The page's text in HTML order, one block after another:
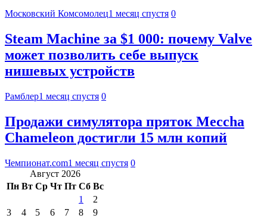
Московский Комсомолец1 месяц спустя 0
Steam Machine за $1 000: почему Valve
может позволить себе выпуск
нишевых устройств
Рамблер1 месяц спустя 0
Продажи симулятора пряток Meccha
Chameleon достигли 15 млн копий
Чемпионат.com1 месяц спустя 0
Август 2026
Пн Вт Ср Чт Пт Сб Вс
1
2
3
4 5 6 7 8
9